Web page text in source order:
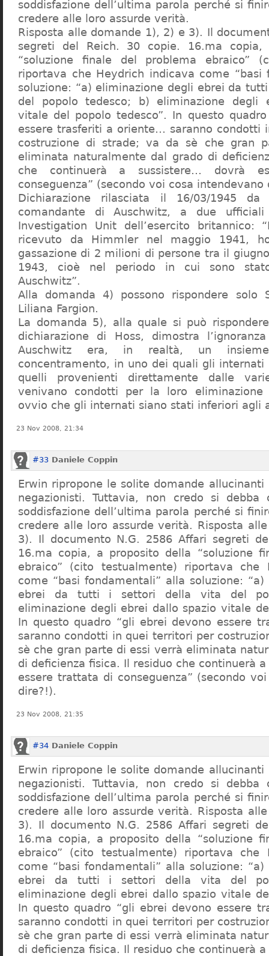
soddisfazione dell’ultima parola perché si
credere alle loro assurde verità.
Risposta alle domande 1), 2) e 3). Il
segreti del Reich. 30 copie. 16.ma copia,
“soluzione finale del problema ebraico”
riportava che Heydrich indicava come “basi
soluzione: “a) eliminazione degli ebrei da
del popolo tedesco; b) eliminazione degli
vitale del popolo tedesco”. In questo
essere trasferiti a oriente… saranno condotti
costruzione di strade; va da sè che gran
eliminata naturalmente dal grado di
che continuerà a sussistere… dovrà
conseguenza” (secondo voi cosa intendevano
Dichiarazione rilasciata il 16/03/1945
comandante di Auschwitz, a due
Investigation Unit dell’esercito britannico:
ricevuto da Himmler nel maggio 1941,
gassazione di 2 milioni di persone tra il
1943, cioè nel periodo in cui sono
Auschwitz”.
Alla domanda 4) possono rispondere solo
Liliana Fargion.
La domanda 5), alla quale si può
dichiarazione di Hoss, dimostra
Auschwitz era, in realtà, un
concentramento, in uno dei quali gli
quelli provenienti direttamente dalle
venivano condotti per la loro eliminazione
ovvio che gli internati siano stati inferiori agli
23 Nov 2008, 21:34
#33 Daniele Coppin
Erwin ripropone le solite domande
negazionisti. Tuttavia, non credo si debba
soddisfazione dell’ultima parola perché si
credere alle loro assurde verità. Risposta
3). Il documento N.G. 2586 Affari segreti
16.ma copia, a proposito della “soluzione
ebraico” (cito testualmente) riportava che
come “basi fondamentali” alla soluzione:
ebrei da tutti i settori della vita del
eliminazione degli ebrei dallo spazio vitale
In questo quadro “gli ebrei devono essere
saranno condotti in quei territori per
sè che gran parte di essi verrà eliminata
di deficienza fisica. Il residuo che continuerà
essere trattata di conseguenza” (secondo
dire?!).
23 Nov 2008, 21:35
#34 Daniele Coppin
Erwin ripropone le solite domande
negazionisti. Tuttavia, non credo si debba
soddisfazione dell’ultima parola perché si
credere alle loro assurde verità. Risposta
3). Il documento N.G. 2586 Affari segreti
16.ma copia, a proposito della “soluzione
ebraico” (cito testualmente) riportava che
come “basi fondamentali” alla soluzione:
ebrei da tutti i settori della vita del
eliminazione degli ebrei dallo spazio vitale
In questo quadro “gli ebrei devono essere
saranno condotti in quei territori per
sè che gran parte di essi verrà eliminata
di deficienza fisica. Il residuo che continuerà